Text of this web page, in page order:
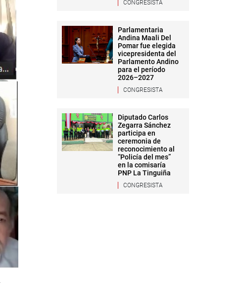
CONGRESISTA
Parlamentaria
Andina Maali Del
Pomar fue elegida
vicepresidenta del
Parlamento Andino
para el período
2026–2027
CONGRESISTA
Diputado Carlos
Zegarra Sánchez
participa en
ceremonia de
reconocimiento al
“Policía del mes”
en la comisaría
PNP La Tinguiña
CONGRESISTA